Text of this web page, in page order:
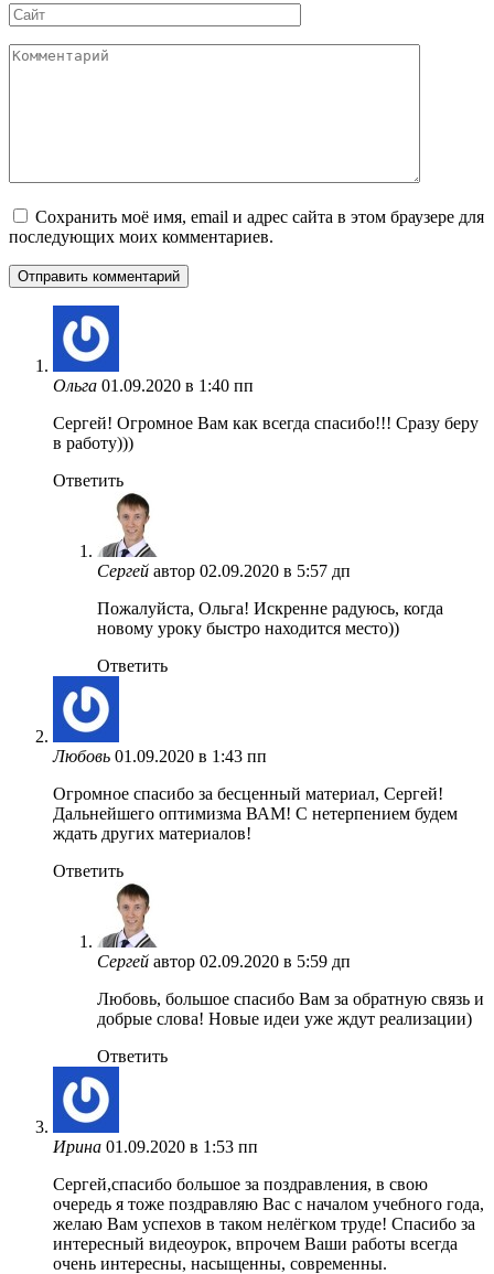
Сайт
Комментарий
Сохранить моё имя, email и адрес сайта в этом браузере для
последующих моих комментариев.
Ольга 01.09.2020 в 1:40 пп
Сергей! Огромное Вам как всегда спасибо!!! Сразу беру
в работу)))
Ответить
Сергей автор 02.09.2020 в 5:57 дп
Пожалуйста, Ольга! Искренне радуюсь, когда
новому уроку быстро находится место))
Ответить
Любовь 01.09.2020 в 1:43 пп
Огромное спасибо за бесценный материал, Сергей!
Дальнейшего оптимизма ВАМ! С нетерпением будем
ждать других материалов!
Ответить
Сергей автор 02.09.2020 в 5:59 дп
Любовь, большое спасибо Вам за обратную связь и
добрые слова! Новые идеи уже ждут реализации)
Ответить
Ирина 01.09.2020 в 1:53 пп
Сергей,спасибо большое за поздравления, в свою
очередь я тоже поздравляю Вас с началом учебного года,
желаю Вам успехов в таком нелёгком труде! Спасибо за
интересный видеоурок, впрочем Ваши работы всегда
очень интересны, насыщенны, современны.